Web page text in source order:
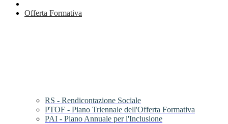
Offerta Formativa
RS - Rendicontazione Sociale
PTOF - Piano Triennale dell'Offerta Formativa
PAI - Piano Annuale per l'Inclusione